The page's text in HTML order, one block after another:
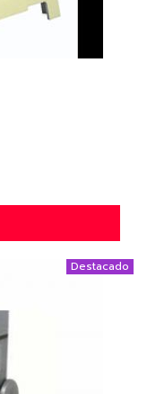
Destacado